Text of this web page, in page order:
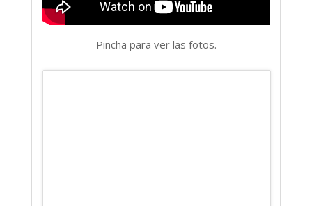
Pincha para ver las fotos.